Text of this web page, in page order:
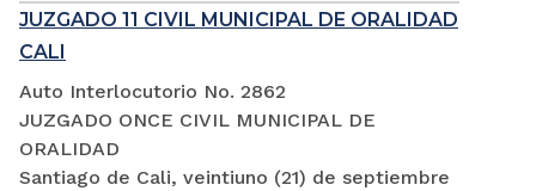
JUZGADO 11 CIVIL MUNICIPAL DE ORALIDAD
CALI
Auto Interlocutorio No. 2862
JUZGADO ONCE CIVIL MUNICIPAL DE
ORALIDAD
Santiago de Cali, veintiuno (21) de septiembre